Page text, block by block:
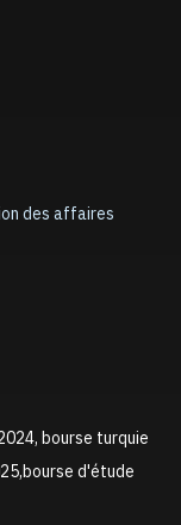
des affaires
bourse turquie
d'étude